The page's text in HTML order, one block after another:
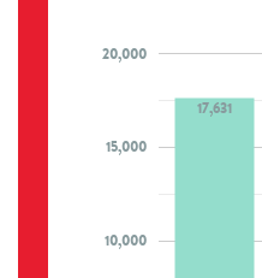
10,000
15,000
20,000
17,631